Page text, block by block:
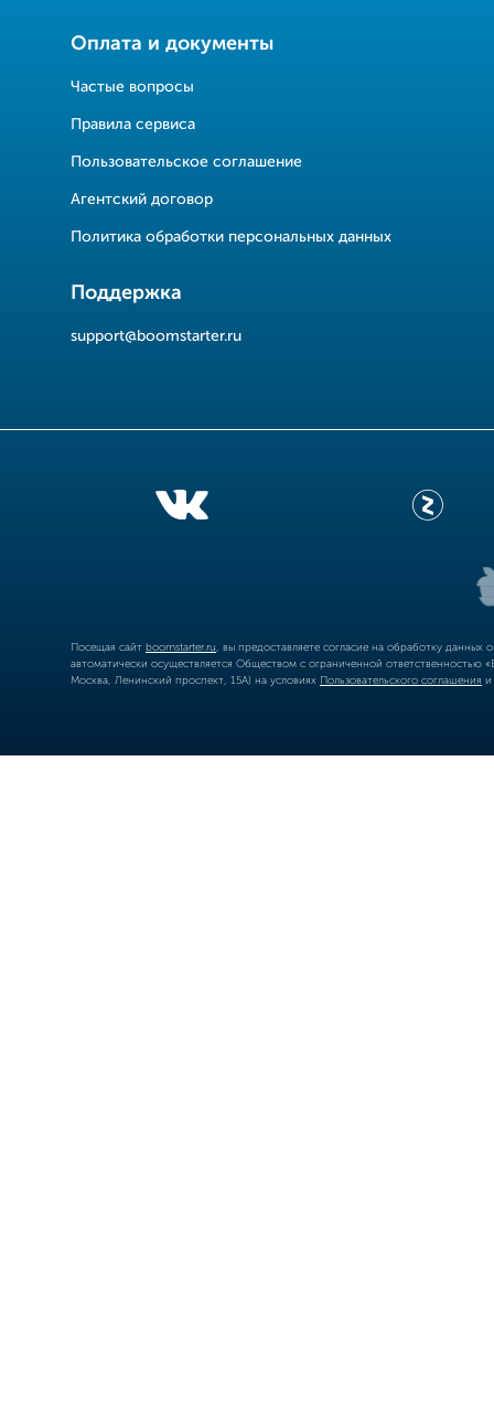
Оплата и документы
Частые вопросы
Правила сервиса
Пользовательское соглашение
Агентский договор
Политика обработки персональных данных
Поддержка
support@boomstarter.ru
Посещая сайт boomstarter.ru , вы предоставляете согласие на обработку
автоматически осуществляется Обществом с ограниченной
Москва, Ленинский проспект, 15А) на условиях Пользовательского соглашения и